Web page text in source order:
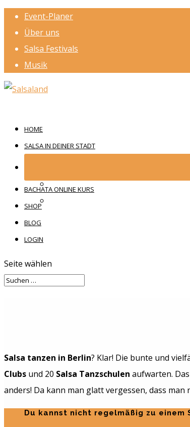
Event-Planer
Über uns
Salsa Festivals
Musik
HOME
SALSA IN DEINER STADT
BACHATA ONLINE KURS
SHOP
BLOG
LOGIN
Seite wählen
Salsa tanzen in Berlin? Klar! Die bunte und
Clubs und 20 Salsa Tanzschulen aufwarten.
anders! Da kann man glatt vergessen, dass
Du kannst nicht regelmäßig zu einem